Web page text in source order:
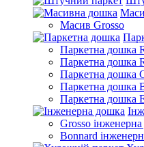
Масив Grosso
Паркетна дошка
Паркетна дошка
Паркетна дошка
Паркетна дошка
Паркетна дошка
Grosso
Bonnard